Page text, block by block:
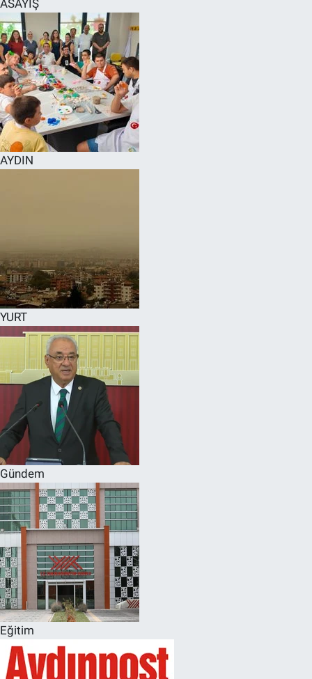
ASAYİŞ
AYDIN
YURT
Gündem
Eğitim
SPOR
RESMİ İLANLAR